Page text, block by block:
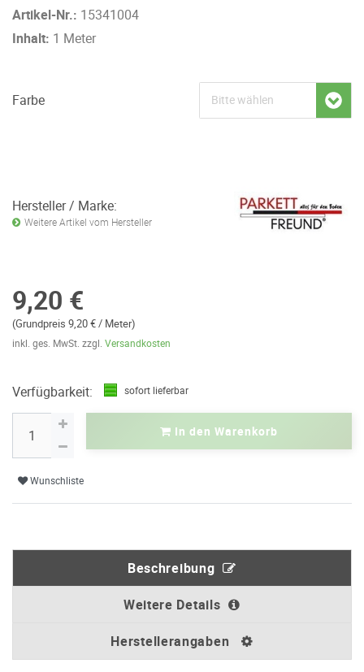
Artikel-Nr.: 15341004
Inhalt: 1 Meter
Farbe
Hersteller / Marke:
Weitere Artikel vom Hersteller
9,20 €
(Grundpreis 9,20 € / Meter)
inkl. ges. MwSt. zzgl. Versandkosten
Verfügbarkeit: sofort lieferbar
In den Warenkorb
Wunschliste
Beschreibung
Weitere Details
Herstellerangaben